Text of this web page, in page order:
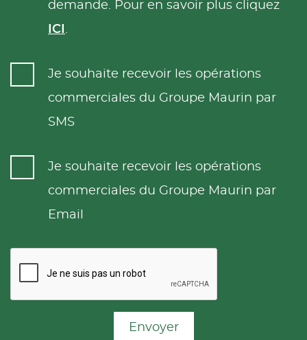
demande. Pour en savoir plus cliquez
ICI .
Je souhaite recevoir les opérations
commerciales du Groupe Maurin par
SMS
Je souhaite recevoir les opérations
commerciales du Groupe Maurin par
Email
Envoyer